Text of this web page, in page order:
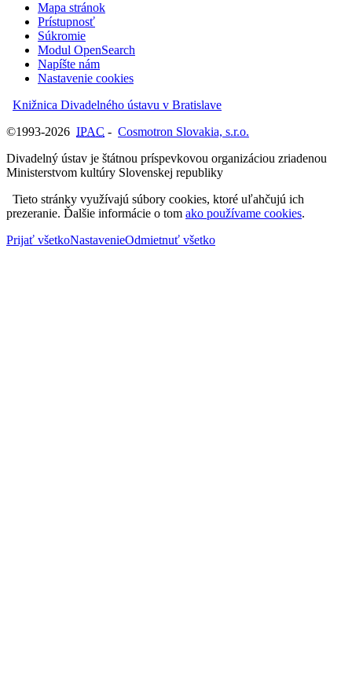
Mapa stránok
Prístupnosť
Súkromie
Modul OpenSearch
Napíšte nám
Nastavenie cookies
Knižnica Divadelného ústavu v Bratislave
©1993-2026 IPAC - Cosmotron Slovakia, s.r.o.
Divadelný ústav je štátnou príspevkovou organizáciou zriadenou
Ministerstvom kultúry Slovenskej republiky
Tieto stránky využívajú súbory cookies, ktoré uľahčujú ich
prezeranie. Ďalšie informácie o tom ako používame cookies.
Prijať všetkoNastavenieOdmietnuť všetko